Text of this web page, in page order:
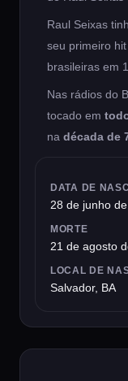
Raul Seixas
seu primeiro
brasileiras em
Nas rádios do
tocado em
na década de
DATA DE
28 de junho
MORTE
21 de agosto
LOCAL DE
Salvador, BA